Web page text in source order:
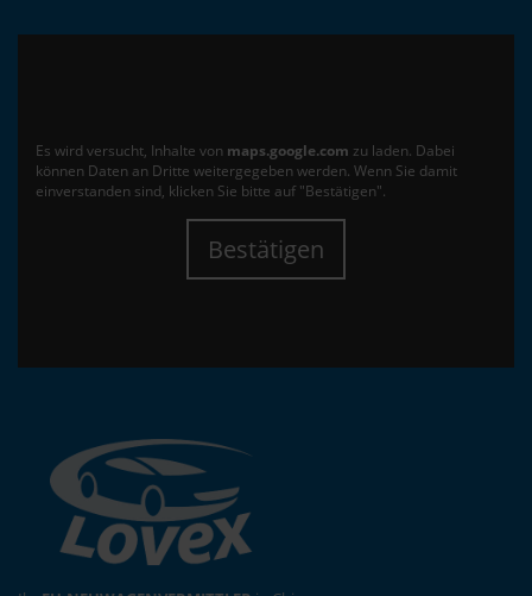
Es wird versucht, Inhalte von maps.google.com zu laden. Dabei
können Daten an Dritte weitergegeben werden. Wenn Sie damit
einverstanden sind, klicken Sie bitte auf "Bestätigen".
Bestätigen